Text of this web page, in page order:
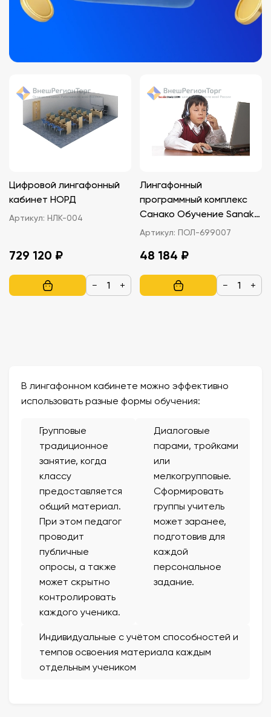
Цифровой лингафонный
кабинет НОРД
Артикул: НЛК-004
729 120 ₽
− +
Лингафонный
программный комплекс
Санако Обучение Sanako
Study 1200 (1 лицензия)
Артикул: ПОЛ-699007
48 184 ₽
− +
В лингафонном кабинете можно эффективно
использовать разные формы обучения:
Групповые
традиционное
занятие, когда
классу
предоставляется
общий материал.
При этом педагог
проводит
публичные
опросы, а также
может скрытно
контролировать
каждого ученика.
Диалоговые
парами, тройками
или
мелкогрупповые.
Сформировать
группы учитель
может заранее,
подготовив для
каждой
персональное
задание.
Индивидуальные с учётом способностей и
темпов освоения материала каждым
отдельным учеником